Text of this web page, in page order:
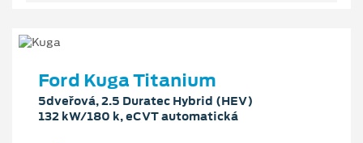
Ford Kuga Titanium
5dveřová, 2.5 Duratec Hybrid (HEV)
132 kW/180 k, eCVT automatická